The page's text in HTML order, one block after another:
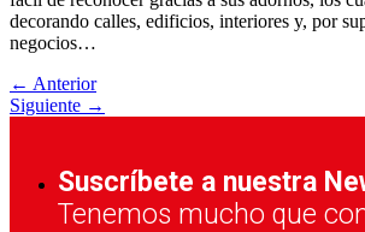
decorando calles, edificios, interiores y, por
negocios…
← Anterior
Siguiente →
Suscríbete a nuestra
Tenemos mucho que